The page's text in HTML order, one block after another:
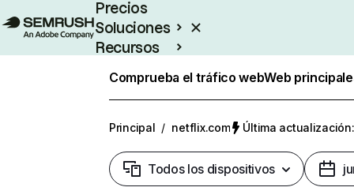
Precios
Soluciones
Recursos
Comprueba el tráfico webWeb
Principal / netflix.com Última
Todos los dispositivos